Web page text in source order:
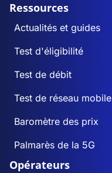
Ressources
Actualités et guides
Test d'éligibilité
Test de débit
Test de réseau mobile
Baromètre des prix
Palmarès de la 5G
Opérateurs